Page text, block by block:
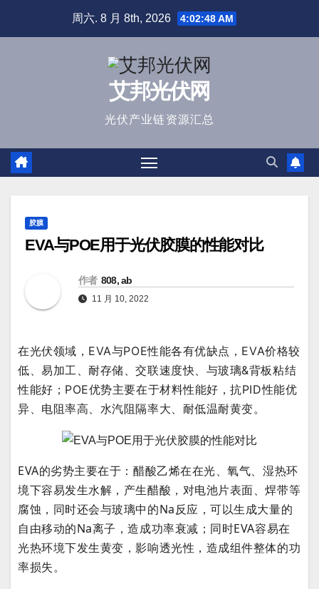
周六. 8 月 8th, 2026 4:02:49 AM
艾邦光伏网
光伏产业链资源汇总
胶膜
EVA与POE用于光伏胶膜的性能对比
作者 808, ab
11 月 10, 2022
在光伏领域，EVA与POE性能各有优缺点，EVA价格较
低、易加工、耐存储、交联速度快、与玻璃&背板粘结
性能好；POE优势主要在于材料性能好，抗PID性能优
异、电阻率高、水汽阻隔率大、耐低温耐黄变。
EVA的劣势主要在于：醋酸乙烯在在光、氧气、湿热环
境下容易发生水解，产生醋酸，对电池片表面、焊带等
腐蚀，同时还会与玻璃中的Na反应，可以生成大量的
自由移动的Na离子，造成功率衰减；同时EVA容易在
光热环境下发生黄变，影响透光性，造成组件整体的功
率损失。